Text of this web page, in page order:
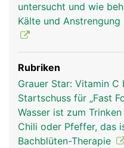
untersucht und wie
Kälte und
Rubriken
Grauer Star: Vitamin
Startschuss für „Fast
Wasser ist zum Trinken
Chili oder Pfeffer, das
Bachblüten-Therapie